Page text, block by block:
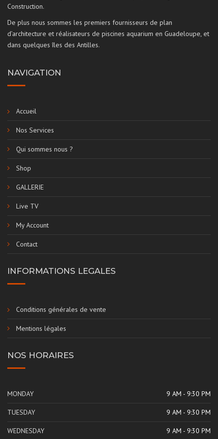
Construction.
De plus nous sommes les premiers fournisseurs de plan
d’architecture et réalisateurs de piscines aquarium en Guadeloupe, et
dans quelques îles des Antilles.
NAVIGATION
Accueil
Nos Services
Qui sommes nous ?
Shop
GALLERIE
Live TV
My Account
Contact
INFORMATIONS LEGALES
Conditions générales de vente
Mentions légales
NOS HORAIRES
MONDAY 9 AM - 9:30 PM
TUESDAY 9 AM - 9:30 PM
WEDNESDAY 9 AM - 9:30 PM